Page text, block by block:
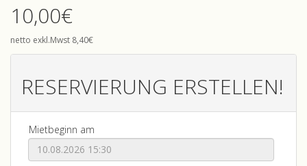
10,00€
netto exkl.Mwst 8,40€
RESERVIERUNG ERSTELLEN!
Mietbeginn am